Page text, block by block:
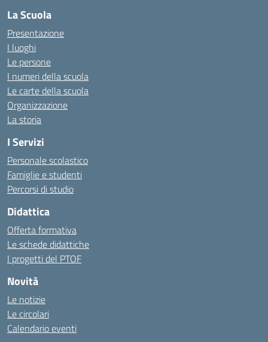
La Scuola
Presentazione
I luoghi
Le persone
I numeri della scuola
Le carte della scuola
Organizzazione
La storia
I Servizi
Personale scolastico
Famiglie e studenti
Percorsi di studio
Didattica
Offerta formativa
Le schede didattiche
I progetti del PTOF
Novità
Le notizie
Le circolari
Calendario eventi